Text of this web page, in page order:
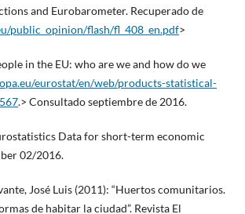
and Eurobarometer. Recuperado de
public_opinion/flash/fl_408_en.pdf>
in the EU: who are we and how do we
eurostat/en/web/products-statistical-
.> Consultado septiembre de 2016.
Data for short-term economic
02/2016.
José Luis (2011): “Huertos comunitarios.
de habitar la ciudad”. Revista El